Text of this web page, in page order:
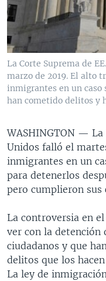
VENEZUELA
BRASIL
NICARAGUA
ECONOMÍA
ENTRETENIMIENTO
TECNOLOGÍA
DEPORTES
CIENCIA Y SALUD
MULTIMEDIA
VIDEOS
FOTOGRAFÍA
AUDIOS
PROGRAMAS TV
EL MUNDO AL DÍA
FORO
VISIÓN 360
PANORAMA
RADIO
AVANCE
AUDIONOTICIAS
ESTADOS UNIDOS AL
EL MUNDO AL DÍA
FORO [RADIO]
NOTA ECONÓMICA
ENTRETENIMIENTO
DIRECT
DOCUMENTALES DE LA
SÍGANOS
Idiomas
La Corte Suprema de
marzo de 2019. El alto
inmigrantes en un caso
han cometido delitos y
WASHINGTON — La
Unidos falló el
inmigrantes en un
para detenerlos
pero cumplieron sus
La controversia en
ver con la detención
ciudadanos y que
delitos que los
La ley de